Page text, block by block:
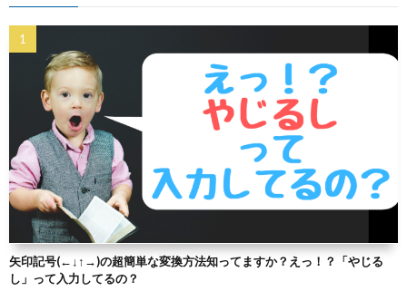
矢印記号(←↓↑→)の超簡単な変換方法知ってますか？えっ！？「やじる
し」って入力してるの？